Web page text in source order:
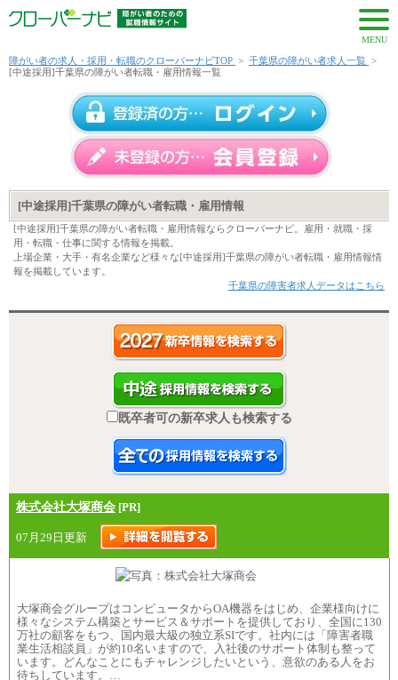
MENU
障がい者の求人・採用・転職のクローバーナビTOP > 千葉県の障がい者求人一覧 >
[中途採用]千葉県の障がい者転職・雇用情報一覧
[中途採用]千葉県の障がい者転職・雇用情報
[中途採用]千葉県の障がい者転職・雇用情報ならクローバーナビ。雇用・就職・採
用・転職・仕事に関する情報を掲載。
上場企業・大手・有名企業など様々な[中途採用]千葉県の障がい者転職・雇用情報情
報を掲載しています。
千葉県の障害者求人データはこちら
既卒者可の新卒求人も検索する
株式会社大塚商会 [PR]
07月29日更新
大塚商会グループはコンピュータからOA機器をはじめ、企業様向けに
様々なシステム構築とサービス＆サポートを提供しており、全国に130
万社の顧客をもつ、国内最大級の独立系SIです。社内には「障害者職
業生活相談員」が約10名いますので、入社後のサポート体制も整って
います。どんなことにもチャレンジしたいという、意欲のある人をお
待ちしています。…